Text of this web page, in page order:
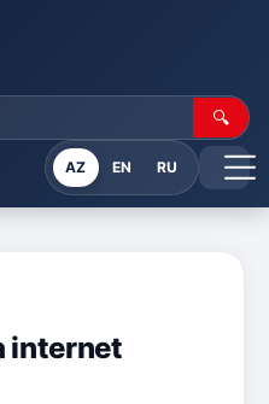
🔍
AZ EN RU
internet